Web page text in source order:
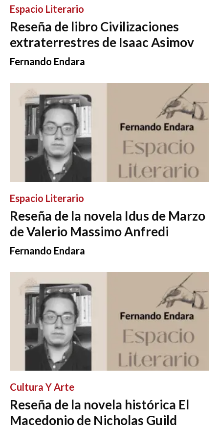
Espacio Literario
Reseña de libro Civilizaciones
extraterrestres de Isaac Asimov
Fernando Endara
Espacio Literario
Reseña de la novela Idus de Marzo
de Valerio Massimo Anfredi
Fernando Endara
Cultura Y Arte
Reseña de la novela histórica El
Macedonio de Nicholas Guild